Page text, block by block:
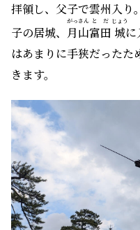
拝領し、父子で雲州入り
子の居城、 月山
がっさん
富田
とだ
城
じょう
はあまりに手狭だったた
きます。